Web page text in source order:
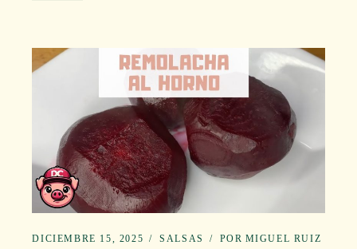
DICIEMBRE 15, 2025 SALSAS POR MIGUEL RUIZ